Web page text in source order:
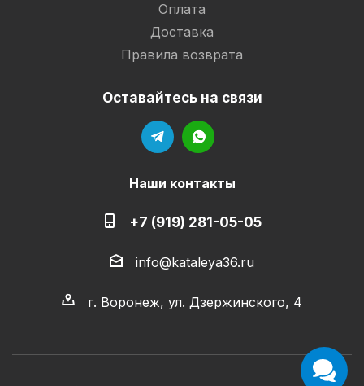
Оплата
Доставка
Правила возврата
Оставайтесь на связи
Наши контакты
+7 (919) 281-05-05
info@kataleya36.ru
г. Воронеж, ул. Дзержинского, 4